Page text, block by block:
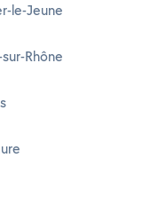
le-Jeune
Rhône